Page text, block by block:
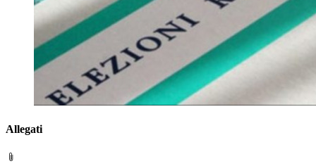
Allegati